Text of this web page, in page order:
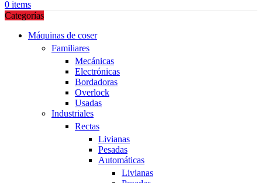
0 items
Categorías
Máquinas de coser
Familiares
Mecánicas
Electrónicas
Bordadoras
Overlock
Usadas
Industriales
Rectas
Livianas
Pesadas
Automáticas
Livianas